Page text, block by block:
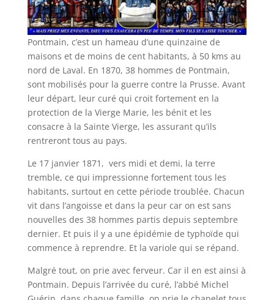
Pontmain, c’est un hameau d’une quinzaine de
maisons et de moins de cent habitants, à 50 kms au
nord de Laval. En 1870, 38 hommes de Pontmain,
sont mobilisés pour la guerre contre la Prusse. Avant
leur départ, leur curé qui croit fortement en la
protection de la Vierge Marie, les bénit et les
consacre à la Sainte Vierge, les assurant qu’ils
rentreront tous au pays.
Le 17 janvier 1871, vers midi et demi, la terre
tremble, ce qui impressionne fortement tous les
habitants, surtout en cette période troublée. Chacun
vit dans l’angoisse et dans la peur car on est sans
nouvelles des 38 hommes partis depuis septembre
dernier. Et puis il y a une épidémie de typhoïde qui
commence à reprendre. Et la variole qui se répand.
Malgré tout, on prie avec ferveur. Car il en est ainsi à
Pontmain. Depuis l’arrivée du curé, l’abbé Michel